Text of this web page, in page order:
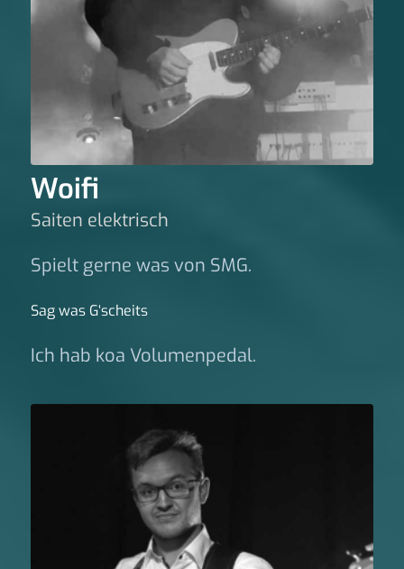
Woifi
Saiten elektrisch
Spielt gerne was von SMG.
Sag was G‘scheits
Ich hab koa Volumenpedal.